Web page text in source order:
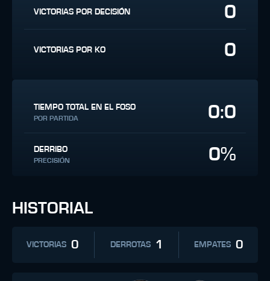
VICTORIAS POR DECISIÓN 0
VICTORIAS POR KO 0
TIEMPO TOTAL EN EL FOSO
POR PARTIDA 0:0
DERRIBO
PRECISIÓN 0%
HISTORIAL
VICTORIAS 0 DERROTAS 1 EMPATES 0